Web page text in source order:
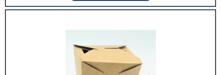
compras que queira fazer em um outro momento. Por
prazo. Um catálogo - ou brochura - é uma das muitas
maneiras atraentes e impactantes de chamar a atenção
dos clientes. Em um catálogo pode conter diversas
informações e fica ainda mais fácil encontrá-las devido